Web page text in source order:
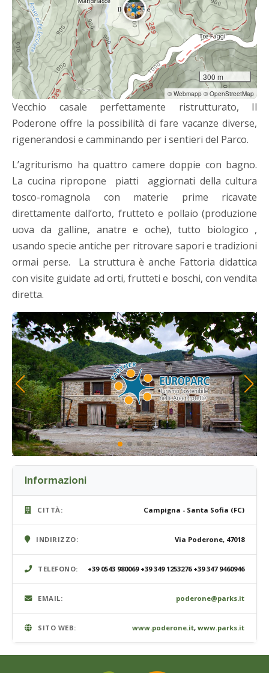
300 m
© Webmapp © OpenStreetMap
Vecchio casale perfettamente ristrutturato, Il
Poderone offre la possibilità di fare vacanze diverse,
rigenerandosi e camminando per i sentieri del Parco.
L’agriturismo ha quattro camere doppie con bagno.
La cucina ripropone piatti aggiornati della cultura
tosco-romagnola con materie prime ricavate
direttamente dall’orto, frutteto e pollaio (produzione
uova da galline, anatre e oche), tutto biologico ,
usando specie antiche per ritrovare sapori e tradizioni
ormai perse. La struttura è anche Fattoria didattica
con visite guidate ad orti, frutteti e boschi, con vendita
diretta.
Informazioni
CITTÀ: Campigna - Santa Sofia (FC)
INDIRIZZO: Via Poderone, 47018
TELEFONO: +39 0543 980069 +39 349 1253276 +39 347 9460946
EMAIL: poderone@parks.it
SITO WEB: www.poderone.it, www.parks.it